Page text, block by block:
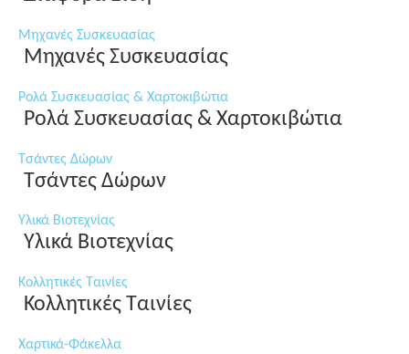
Μηχανές Συσκευασίας
Μηχανές Συσκευασίας
Ρολά Συσκευασίας & Χαρτοκιβώτια
Ρολά Συσκευασίας & Χαρτοκιβώτια
Τσάντες Δώρων
Τσάντες Δώρων
Υλικά Βιοτεχνίας
Υλικά Βιοτεχνίας
Κολλητικές Ταινίες
Κολλητικές Ταινίες
Χαρτικά-Φάκελλα